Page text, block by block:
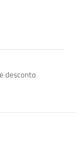
desconto